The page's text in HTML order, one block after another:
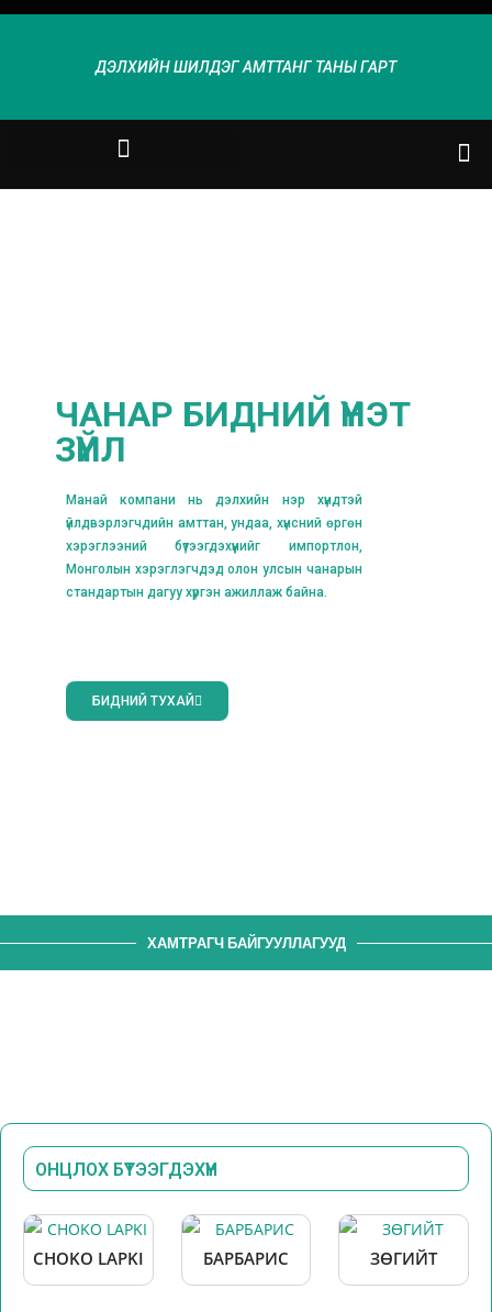
ДЭЛХИЙН ШИЛДЭГ АМТТАНГ ТАНЫ ГАРТ
ЧАНАР БИДНИЙ ҮНЭТ
ЗҮЙЛ
Манай компани нь дэлхийн нэр хүндтэй
үйлдвэрлэгчдийн амттан, ундаа, хүнсний өргөн
хэрэглээний бүтээгдэхүүнийг импортлон,
Монголын хэрэглэгчдэд олон улсын чанарын
стандартын дагуу хүргэн ажиллаж байна.
БИДНИЙ ТУХАЙ
ХАМТРАГЧ БАЙГУУЛЛАГУУД
ОНЦЛОХ БҮТЭЭГДЭХҮҮН
CHOKO LAPKI БАРБАРИС ЗӨГИЙТ